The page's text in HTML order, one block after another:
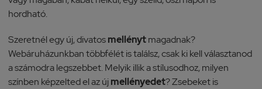
hordható.
Szeretnél egy új, divatosmellénytmagadnak?
Webáruházunkban többfélét is találsz, csak ki kell választanod
a számodra legszebbet. Melyik illik a stílusodhoz, milyen
színben képzelted el az új mellényedet? Zsebeket is